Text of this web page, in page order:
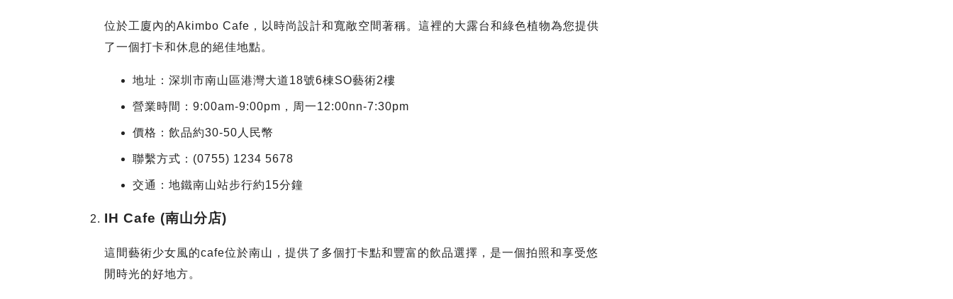
位於工廈內的Akimbo Cafe，以時尚設計和寬敞空間著稱。這裡的大露台和綠色植物為您提供
了一個打卡和休息的絕佳地點。
地址：深圳市南山區港灣大道18號6棟SO藝術2樓
營業時間：9:00am-9:00pm，周一12:00nn-7:30pm
價格：飲品約30-50人民幣
聯繫方式：(0755) 1234 5678
交通：地鐵南山站步行約15分鐘
IH Cafe (南山分店)
這間藝術少女風的cafe位於南山，提供了多個打卡點和豐富的飲品選擇，是一個拍照和享受悠
閒時光的好地方。